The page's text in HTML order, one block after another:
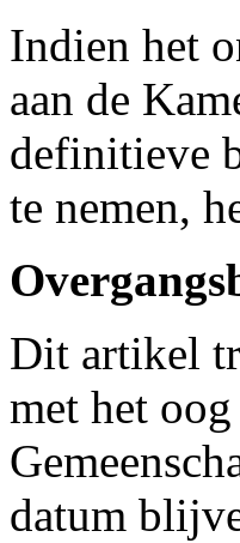
Indien het
aan de
definitieve
te nemen,
Dit artikel
met het
datum